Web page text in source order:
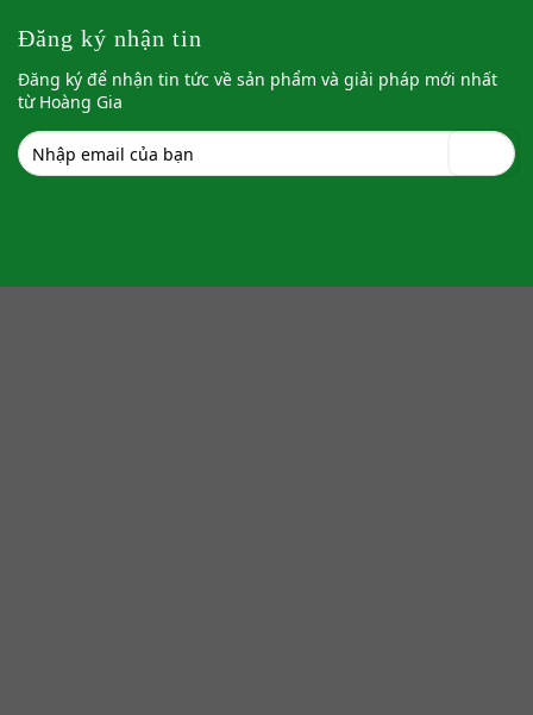
Đăng ký nhận tin
Đăng ký để nhận tin tức về sản phẩm và giải pháp mới nhất
từ Hoàng Gia